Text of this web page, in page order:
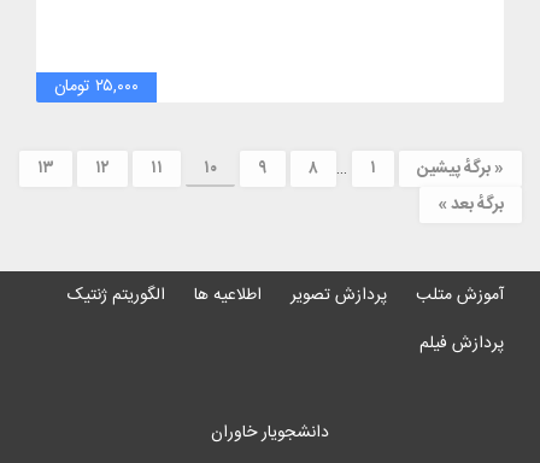
۲۵,۰۰۰ تومان
« برگه‌ٔ پیشین ۱ … ۸ ۹ ۱۰ ۱۱ ۱۲
۱۳
برگهٔ بعد »
آموزش متلب پردازش تصویر اطلاعیه ها
الگوریتم ژنتیک
پردازش فیلم
دانشجویار خاوران